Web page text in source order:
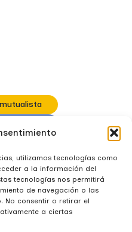
utilizamos tecnologías como
a la información del
tecnologías nos permitirá
de navegación o las
No consentir o retirar el
a ciertas